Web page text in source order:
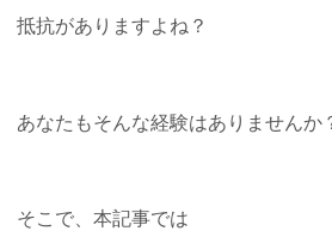
抵抗がありますよね？
あなたもそんな経験はありませんか
そこで、本記事では